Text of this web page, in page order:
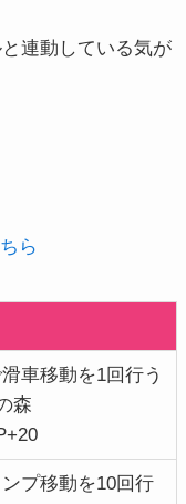
連動している気が
ら
車移動を1回行う
森
プ移動を10回行